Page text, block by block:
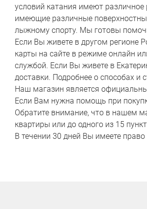
условий катания имеют различное
имеющие различные
лыжному спорту. Мы готовы
Если Вы живете в другом регионе
карты на сайте в режиме онлайн
службой. Если Вы живете в
доставки. Подробнее о способах и
Наш магазин является
Если Вам нужна помощь при
Обратите внимание, что в нашем
квартиры или до одного из 15
В течении 30 дней Вы имеете